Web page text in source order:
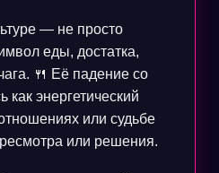
— не просто
еды, достатка,
🍴 Её падение со
как энергетический
или судьбе
или решения.